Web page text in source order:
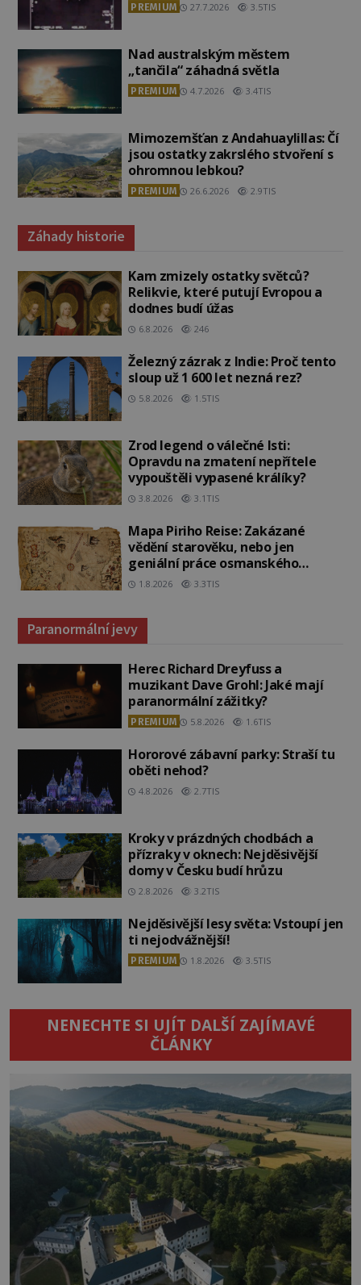
PREMIUM 27.7.2026 3.5TIS
Nad australským městem
„tančila“ záhadná světla
PREMIUM 4.7.2026 3.4TIS
Mimozemšťan z Andahuaylillas: Čí
jsou ostatky zakrslého stvoření s
ohromnou lebkou?
PREMIUM 26.6.2026 2.9TIS
Záhady historie
Kam zmizely ostatky světců?
Relikvie, které putují Evropou a
dodnes budí úžas
6.8.2026 246
Železný zázrak z Indie: Proč tento
sloup už 1 600 let nezná rez?
5.8.2026 1.5TIS
Zrod legend o válečné lsti:
Opravdu na zmatení nepřítele
vypouštěli vypasené králíky?
3.8.2026 3.1TIS
Mapa Piriho Reise: Zakázané
vědění starověku, nebo jen
geniální práce osmanského
admirála?
1.8.2026 3.3TIS
Paranormální jevy
Herec Richard Dreyfuss a
muzikant Dave Grohl: Jaké mají
paranormální zážitky?
PREMIUM 5.8.2026 1.6TIS
Hororové zábavní parky: Straší tu
oběti nehod?
4.8.2026 2.7TIS
Kroky v prázdných chodbách a
přízraky v oknech: Nejděsivější
domy v Česku budí hrůzu
2.8.2026 3.2TIS
Nejděsivější lesy světa: Vstoupí jen
ti nejodvážnější!
PREMIUM 1.8.2026 3.5TIS
NENECHTE SI UJÍT DALŠÍ ZAJÍMAVÉ
ČLÁNKY